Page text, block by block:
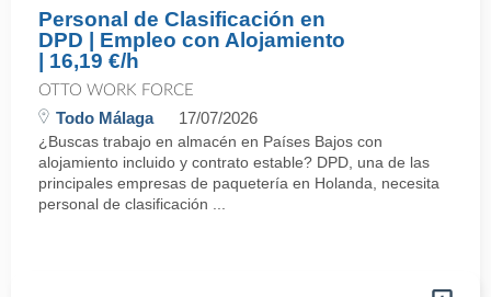
Personal de Clasificación en
DPD | Empleo con Alojamiento
| 16,19 €/h
OTTO WORK FORCE
Todo Málaga 17/07/2026
¿Buscas trabajo en almacén en Países Bajos con
alojamiento incluido y contrato estable? DPD, una de las
principales empresas de paquetería en Holanda, necesita
personal de clasificación ...